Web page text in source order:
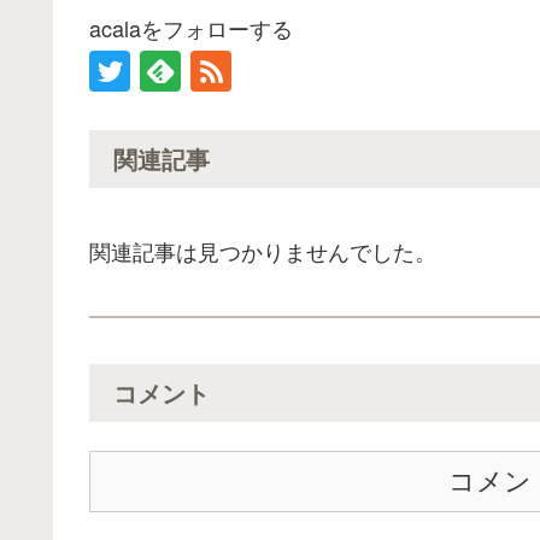
acalaをフォローする
関連記事
関連記事は見つかりませんでした。
コメント
コメン